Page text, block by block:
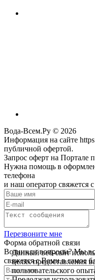
Вода-Всем.Ру © 2026
Информация на сайте
публичной офертой.
Запрос оферт на Портале
Нужна помощь в
телефона
и наш оператор свяжется
Перезвоните мне
Форма обратной связи
Возникли вопросы? Мы
свяжется с Вами в самое
Данный веб-сайт
целях предоставления
пользовательского